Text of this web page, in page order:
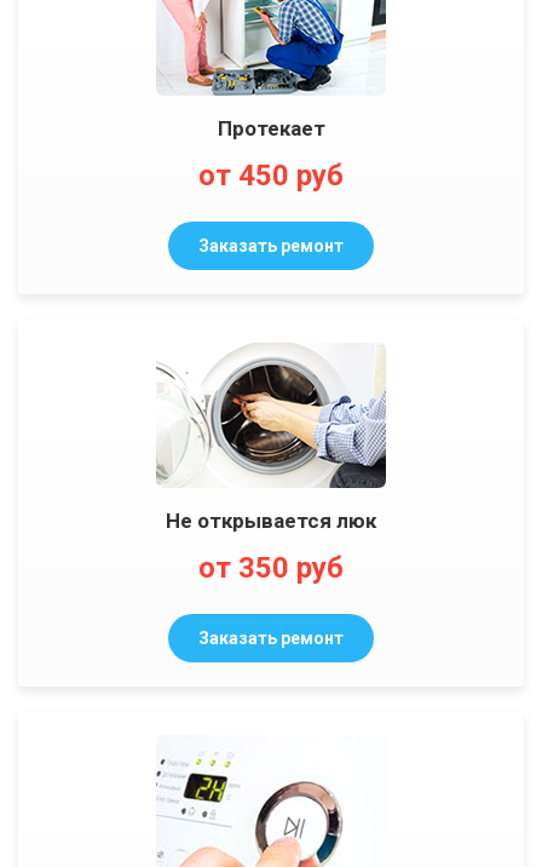
Протекает
от 450 руб
Заказать ремонт
Не открывается люк
от 350 руб
Заказать ремонт